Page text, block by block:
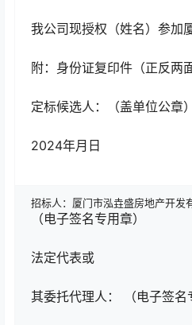
我公司现授权（姓名）参加
附：身份证复印件（正反两面
定标候选人：（盖单位公章）
2024年月日
招标人：厦门市泓垚盛房地产开发
（电子签名专用章）
法定代表或
其委托代理人： （电子签名